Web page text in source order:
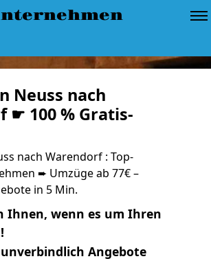
Neuss nach
☛ 100 % Gratis-
nach Warendorf : Top-
➨ Umzüge ab 77€ –
in 5 Min.
Ihnen, wenn es um Ihren
Angebote